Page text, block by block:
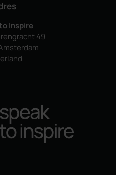
Inspire
49
Amsterdam